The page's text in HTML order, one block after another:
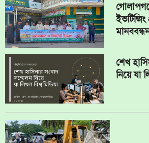
ইভটিজিং
শেখ
নিয়ে যা